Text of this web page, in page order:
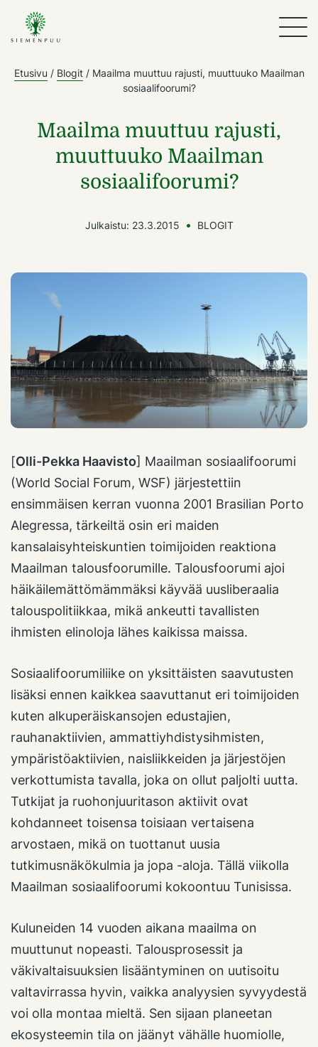
Etusivu / Blogit/ Maailma muuttuu rajusti, muuttuuko Maailman
sosiaalifoorumi?
Maailma muuttuu rajusti,
muuttuuko Maailman
sosiaalifoorumi?
Julkaistu: 23.3.2015 BLOGIT
[Olli-Pekka Haavisto] Maailman sosiaalifoorumi
(World Social Forum, WSF) järjestettiin
ensimmäisen kerran vuonna 2001 Brasilian Porto
Alegressa, tärkeiltä osin eri maiden
kansalaisyhteiskuntien toimijoiden reaktiona
Maailman talousfoorumille. Talousfoorumi ajoi
häikäilemättömämmäksi käyvää uusliberaalia
talouspolitiikkaa, mikä ankeutti tavallisten
ihmisten elinoloja lähes kaikissa maissa.
Sosiaalifoorumiliike on yksittäisten saavutusten
lisäksi ennen kaikkea saavuttanut eri toimijoiden
kuten alkuperäiskansojen edustajien,
rauhanaktiivien, ammattiyhdistysihmisten,
ympäristöaktiivien, naisliikkeiden ja järjestöjen
verkottumista tavalla, joka on ollut paljolti uutta.
Tutkijat ja ruohonjuuritason aktiivit ovat
kohdanneet toisensa toisiaan vertaisena
arvostaen, mikä on tuottanut uusia
tutkimusnäkökulmia ja jopa -aloja. Tällä viikolla
Maailman sosiaalifoorumi kokoontuu Tunisissa.
Kuluneiden 14 vuoden aikana maailma on
muuttunut nopeasti. Talousprosessit ja
väkivaltaisuuksien lisääntyminen on uutisoitu
valtavirrassa hyvin, vaikka analyysien syvyydestä
voi olla montaa mieltä. Sen sijaan planeetan
ekosysteemin tila on jäänyt vähälle huomiolle,